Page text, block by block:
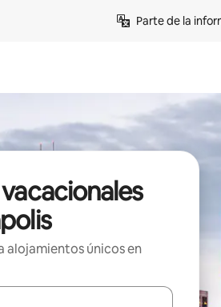
Parte de la
alojamientos únicos en